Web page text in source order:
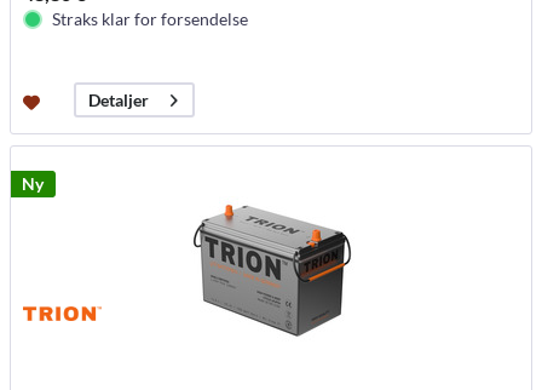
Straks klar for forsendelse
Detaljer
Ny